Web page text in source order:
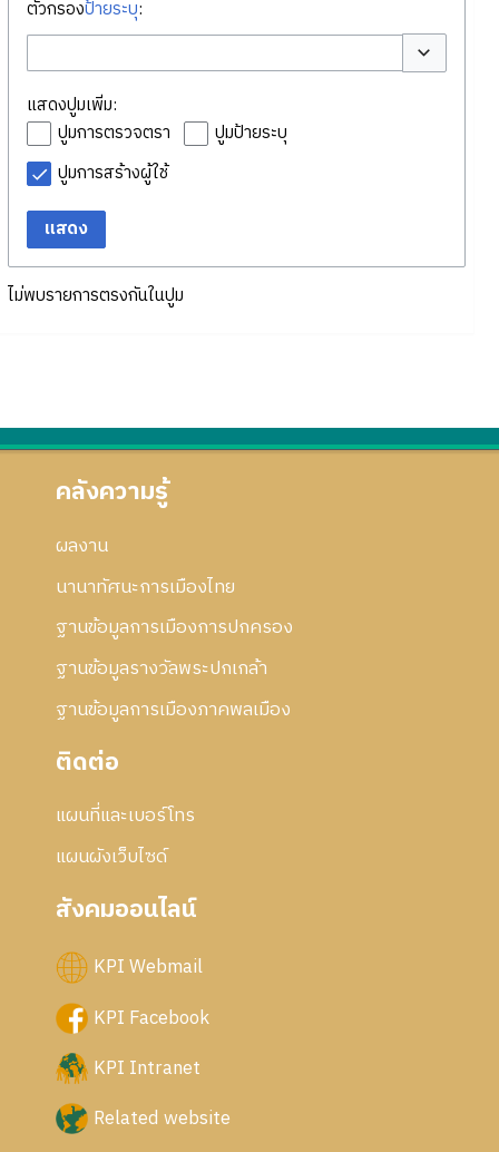
ตัวกรองป้ายระบุ:
สลับตัวเลือก
แสดงปูมเพิ่ม:
ปูมการตรวจตรา
ปูมป้ายระบุ
ปูมการสร้างผู้ใช้
แสดง
ไม่พบรายการตรงกันในปูม
คลังความรู้
ผลงาน
นานาทัศนะการเมืองไทย
ฐานข้อมูลการเมืองการปกครอง
ฐานข้อมูลรางวัลพระปกเกล้า
ฐานข้อมูลการเมืองภาคพลเมือง
ติดต่อ
แผนที่และเบอร์โทร
แผนผังเว็บไซด์
สังคมออนไลน์
KPI Webmail
KPI Facebook
KPI Intranet
Related website